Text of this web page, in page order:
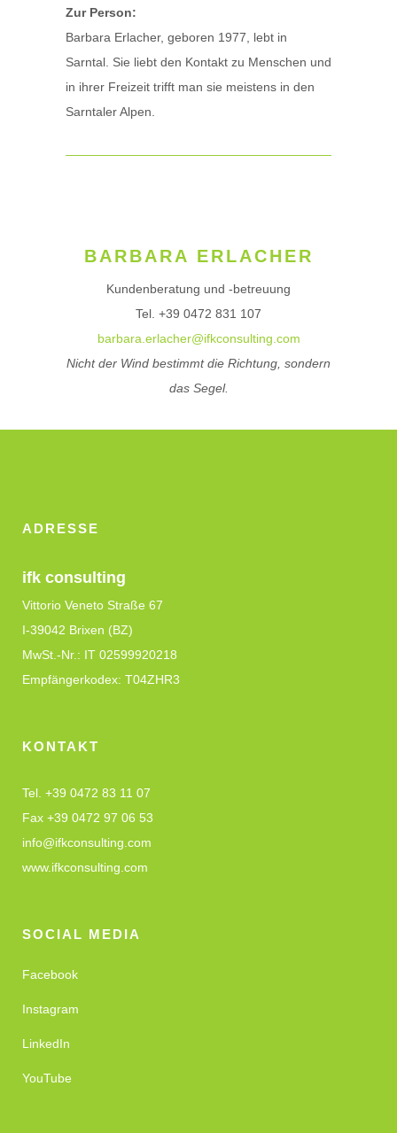
Zur Person:
Barbara Erlacher, geboren 1977, lebt in
Sarntal. Sie liebt den Kontakt zu Menschen und
in ihrer Freizeit trifft man sie meistens in den
Sarntaler Alpen.
BARBARA ERLACHER
Kundenberatung und -betreuung
Tel. +39 0472 831 107
barbara.erlacher@ifkconsulting.com
Nicht der Wind bestimmt die Richtung, sondern
das Segel.
ADRESSE
ifk consulting
Vittorio Veneto Straße 67
I-39042 Brixen (BZ)
MwSt.-Nr.: IT 02599920218
Empfängerkodex: T04ZHR3
KONTAKT
Tel. +39 0472 83 11 07
Fax +39 0472 97 06 53
info@ifkconsulting.com
www.ifkconsulting.com
SOCIAL MEDIA
Facebook
Instagram
LinkedIn
YouTube